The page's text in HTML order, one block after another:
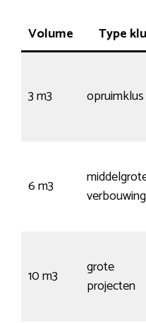
Volume Type
3 m3 opruimklus
6 m3
verbouwing
10 m3
grote
projecten